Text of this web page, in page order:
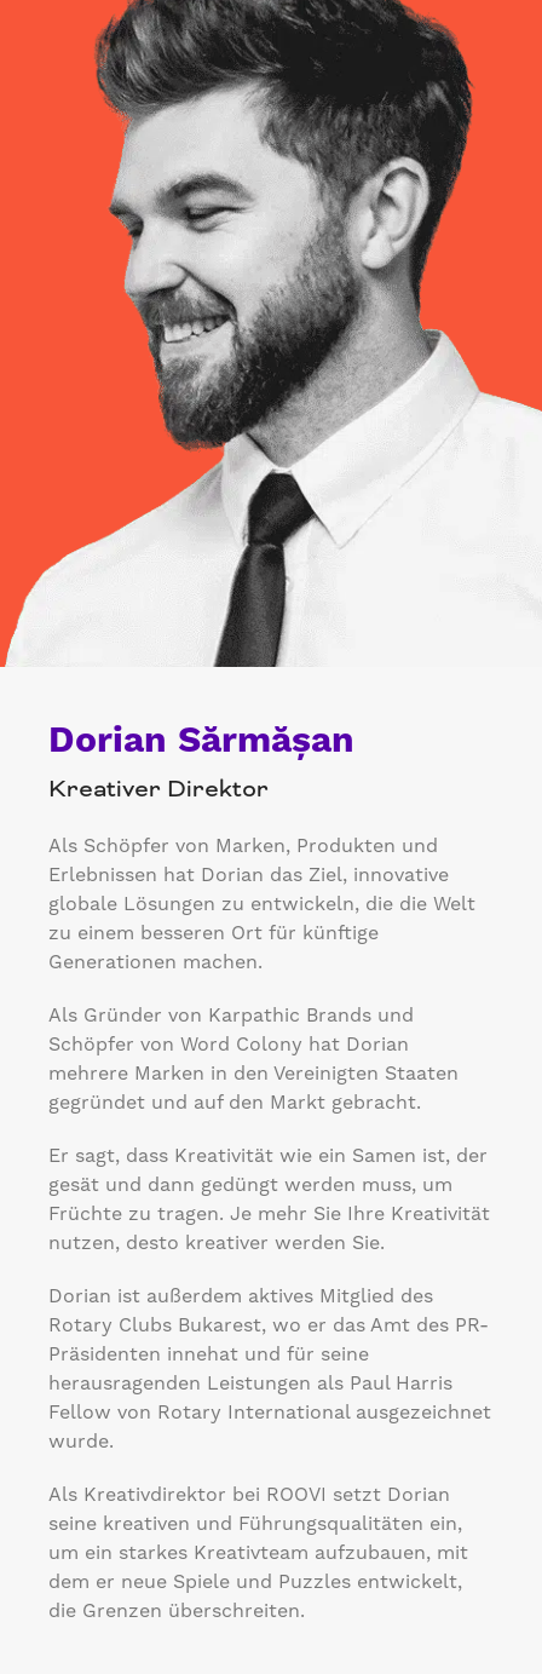
Dorian Sărmășan
Kreativer Direktor
Als Schöpfer von Marken, Produkten und
Erlebnissen hat Dorian das Ziel, innovative
globale Lösungen zu entwickeln, die die Welt
zu einem besseren Ort für künftige
Generationen machen.
Als Gründer von Karpathic Brands und
Schöpfer von Word Colony hat Dorian
mehrere Marken in den Vereinigten Staaten
gegründet und auf den Markt gebracht.
Er sagt, dass Kreativität wie ein Samen ist, der
gesät und dann gedüngt werden muss, um
Früchte zu tragen. Je mehr Sie Ihre Kreativität
nutzen, desto kreativer werden Sie.
Dorian ist außerdem aktives Mitglied des
Rotary Clubs Bukarest, wo er das Amt des PR-
Präsidenten innehat und für seine
herausragenden Leistungen als Paul Harris
Fellow von Rotary International ausgezeichnet
wurde.
Als Kreativdirektor bei ROOVI setzt Dorian
seine kreativen und Führungsqualitäten ein,
um ein starkes Kreativteam aufzubauen, mit
dem er neue Spiele und Puzzles entwickelt,
die Grenzen überschreiten.